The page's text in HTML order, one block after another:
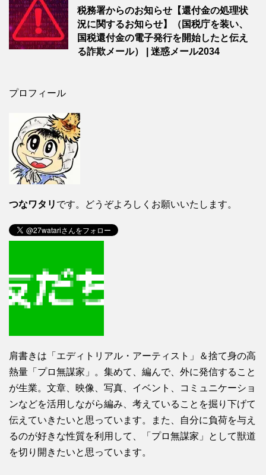
税務署からのお知らせ【還付金の処理状
況に関するお知らせ】（国税庁を装い、
国税還付金の電子発行を開始したと伝え
る詐欺メール） | 迷惑メール2034
プロフィール
つなワタリ です。どうぞよろしくお願いいたします。
肩書きは「エディトリアル・アーティスト」＆捨て身の高
熱量「プロ無謀家」。集めて、編んで、外に発信すること
が生業。文章、映像、写真、イベント、コミュニケーショ
ンなどを活用しながら編み、考えていることを掘り下げて
伝えていきたいと思っています。また、自分に負荷を与え
るのが好きな性質を利用して、「プロ無謀家」として獣道
を切り開きたいと思っています。